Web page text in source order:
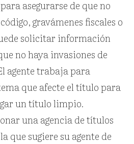
asegurarse de que no
gravámenes fiscales o
solicitar información
no haya invasiones de
agente trabaja para
que afecte el título para
un título limpio.
una agencia de títulos
que sugiere su agente de